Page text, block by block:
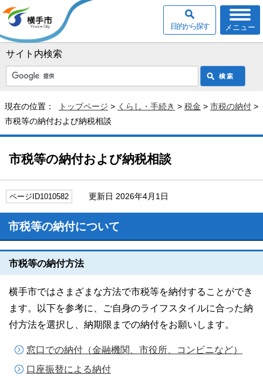
サイト内検索
メニュー
目的から探す
現在の位置： トップページ > くらし・手続き > 税金 > 市税の納付 >
市税等の納付および納税相談
市税等の納付および納税相談
ページID1010582 更新日 2026年4月1日
市税等の納付について
市税等の納付方法
横手市ではさまざまな方法で市税等を納付することができ
ます。以下を参考に、ご自身のライフスタイルに合った納
付方法を選択し、納期限までの納付をお願いします。
窓口での納付（金融機関、市役所、コンビニなど）
口座振替による納付